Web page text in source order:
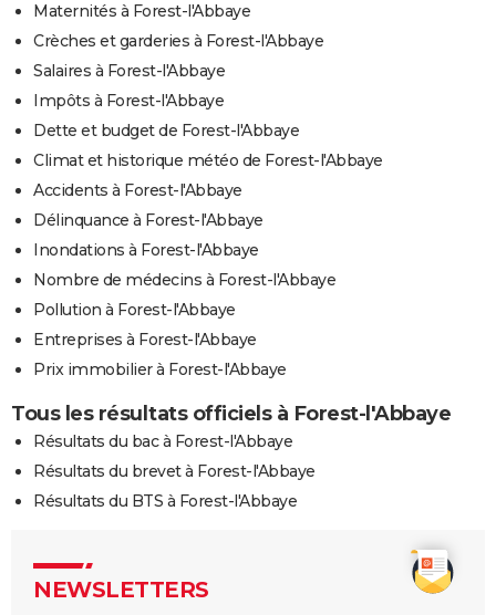
Maternités à Forest-l'Abbaye
Crèches et garderies à Forest-l'Abbaye
Salaires à Forest-l'Abbaye
Impôts à Forest-l'Abbaye
Dette et budget de Forest-l'Abbaye
Climat et historique météo de Forest-l'Abbaye
Accidents à Forest-l'Abbaye
Délinquance à Forest-l'Abbaye
Inondations à Forest-l'Abbaye
Nombre de médecins à Forest-l'Abbaye
Pollution à Forest-l'Abbaye
Entreprises à Forest-l'Abbaye
Prix immobilier à Forest-l'Abbaye
Tous les résultats officiels à Forest-l'Abbaye
Résultats du bac à Forest-l'Abbaye
Résultats du brevet à Forest-l'Abbaye
Résultats du BTS à Forest-l'Abbaye
NEWSLETTERS